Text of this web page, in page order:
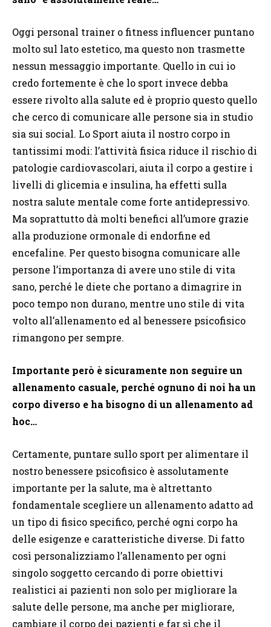
Oggi personal trainer o fitness influencer puntano
molto sul lato estetico, ma questo non trasmette
nessun messaggio importante. Quello in cui io
credo fortemente è che lo sport invece debba
essere rivolto alla salute ed è proprio questo quello
che cerco di comunicare alle persone sia in studio
sia sui social. Lo Sport aiuta il nostro corpo in
tantissimi modi: l’attività fisica riduce il rischio di
patologie cardiovascolari, aiuta il corpo a gestire i
livelli di glicemia e insulina, ha effetti sulla
nostra salute mentale come forte antidepressivo.
Ma soprattutto dà molti benefici all’umore grazie
alla produzione ormonale di endorfine ed
encefaline. Per questo bisogna comunicare alle
persone l’importanza di avere uno stile di vita
sano, perché le diete che portano a dimagrire in
poco tempo non durano, mentre uno stile di vita
volto all’allenamento ed al benessere psicofisico
rimangono per sempre.
Importante però è sicuramente non seguire un
allenamento casuale, perché ognuno di noi ha un
corpo diverso e ha bisogno di un allenamento ad
hoc…
Certamente, puntare sullo sport per alimentare il
nostro benessere psicofisico è assolutamente
importante per la salute, ma è altrettanto
fondamentale scegliere un allenamento adatto ad
un tipo di fisico specifico, perché ogni corpo ha
delle esigenze e caratteristiche diverse. Di fatto
così personalizziamo l’allenamento per ogni
singolo soggetto cercando di porre obiettivi
realistici ai pazienti non solo per migliorare la
salute delle persone, ma anche per migliorare,
cambiare il corpo dei pazienti e far sì che il